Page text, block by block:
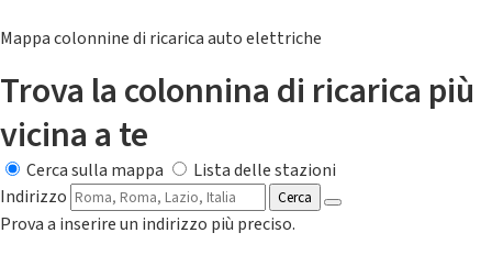
Mappa colonnine di ricarica auto elettriche
Trova la colonnina di ricarica più
vicina a te
Cerca sulla mappa
Lista delle stazioni
Indirizzo
Cerca
Prova a inserire un indirizzo più preciso.